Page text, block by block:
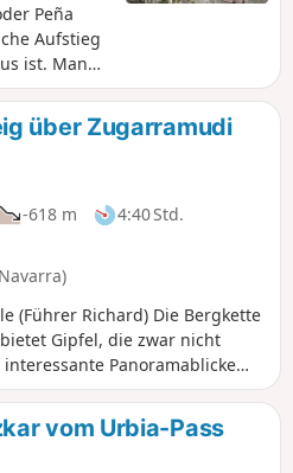
Peña
Aufstieg
ist. Man
folgt
einigen
oft
IBP =
über Zugarramudi
-618 m
4:40 Std.
(Führer Richard) Die Bergkette
Gipfel, die zwar nicht
Panoramablicke
die es so noch nie gegeben
auf fünf dieser Gipfel ein:
Aizparaz und Arleun.
vom Urbia-Pass